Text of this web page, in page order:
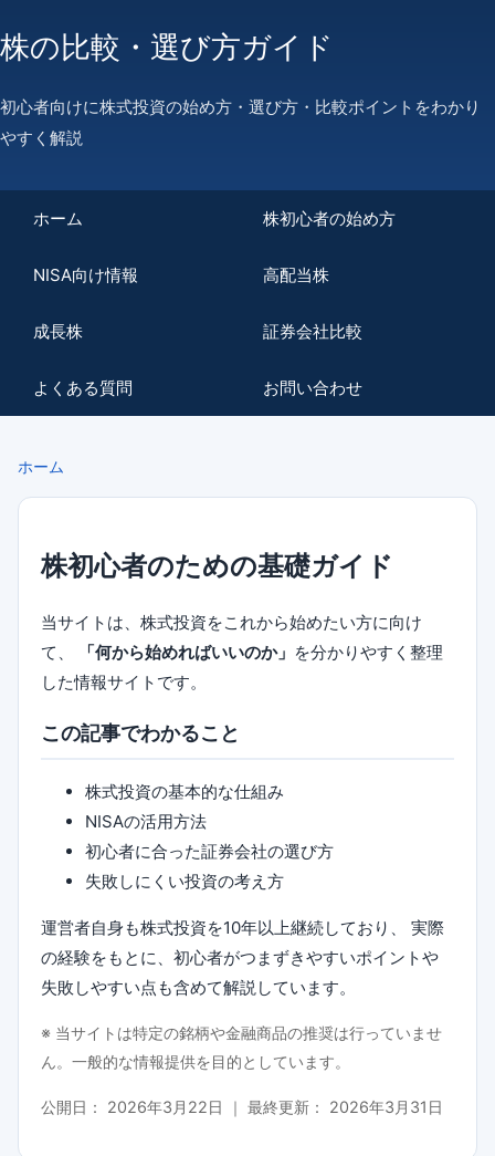
株の比較・選び方ガイド
初心者向けに株式投資の始め方・選び方・比較ポイントをわかり
やすく解説
ホーム 株初心者の始め方
NISA向け情報 高配当株
成長株 証券会社比較
よくある質問 お問い合わせ
ホーム
株初心者のための基礎ガイド
当サイトは、株式投資をこれから始めたい方に向け
て、
「何から始めればいいのか」 を分かりやすく整理
した情報サイトです。
この記事でわかること
株式投資の基本的な仕組み
NISAの活用方法
初心者に合った証券会社の選び方
失敗しにくい投資の考え方
運営者自身も株式投資を10年以上継続しており、 実際
の経験をもとに、初心者がつまずきやすいポイントや
失敗しやすい点も含めて解説しています。
※ 当サイトは特定の銘柄や金融商品の推奨は行っていませ
ん。一般的な情報提供を目的としています。
公開日： 2026年3月22日 ｜ 最終更新： 2026年3月31日